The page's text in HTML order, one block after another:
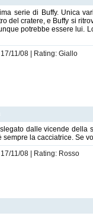
serie di Buffy. Unica
del cratere, e Buffy si
potrebbe essere lui.
11/08 | Rating: Giallo
dalle vicende
la cacciatrice. Se
11/08 | Rating: Rosso